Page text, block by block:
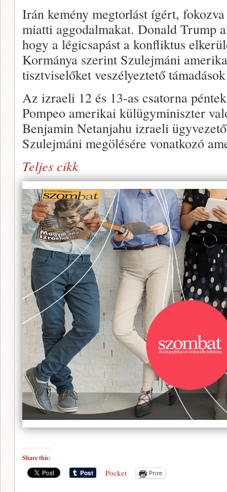
Irán kemény megtorlást ígért,
miatti aggodalmakat. Donald Trump
hogy a légicsapást a konfliktus
Kormánya szerint Szulejmáni
tisztviselőket veszélyeztető
Az izraeli 12 és 13-as csatorna
Pompeo amerikai külügyminiszter
Benjamin Netanjahu izraeli
Szulejmáni megölésére vonatkozó
Teljes cikk
Share this:
Pocket Print